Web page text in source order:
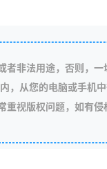
者非法用途，否则，一
，从您的电脑或手机
重视版权问题，如有侵